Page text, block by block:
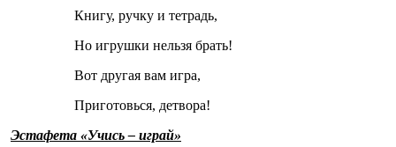
Книгу, ручку и тетрадь,
Но игрушки нельзя брать!
Вот другая вам игра,
Приготовься, детвора!
Эстафета «Учись – играй»